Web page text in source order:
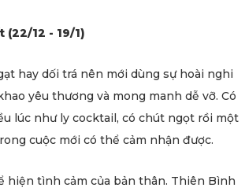
12 - 19/1)
hay dối trá nên mới dùng sự hoài nghi
yêu thương và mong manh dễ vỡ. Có
lúc như ly cocktail, có chút ngọt rồi một
cuộc mới có thể cảm nhận được.
hiện tình cảm của bản thân. Thiên Bình